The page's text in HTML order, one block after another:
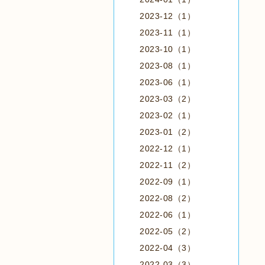
2023-12（1）
2023-11（1）
2023-10（1）
2023-08（1）
2023-06（1）
2023-03（2）
2023-02（1）
2023-01（2）
2022-12（1）
2022-11（2）
2022-09（1）
2022-08（2）
2022-06（1）
2022-05（2）
2022-04（3）